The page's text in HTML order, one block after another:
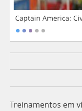
Captain America:
Treinamentos em